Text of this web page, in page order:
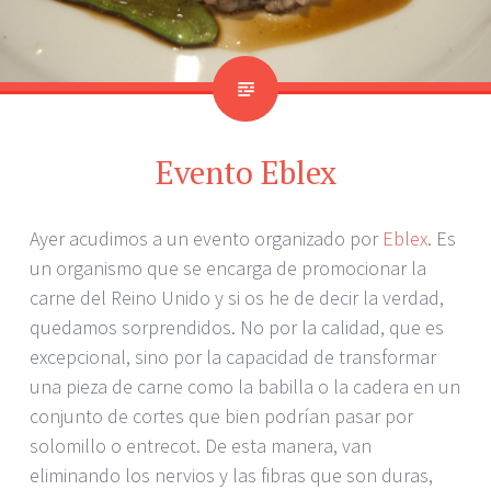
Evento Eblex
Ayer acudimos a un evento organizado por Eblex. Es
un organismo que se encarga de promocionar la
carne del Reino Unido y si os he de decir la verdad,
quedamos sorprendidos. No por la calidad, que es
excepcional, sino por la capacidad de transformar
una pieza de carne como la babilla o la cadera en un
conjunto de cortes que bien podrían pasar por
solomillo o entrecot. De esta manera, van
eliminando los nervios y las fibras que son duras,